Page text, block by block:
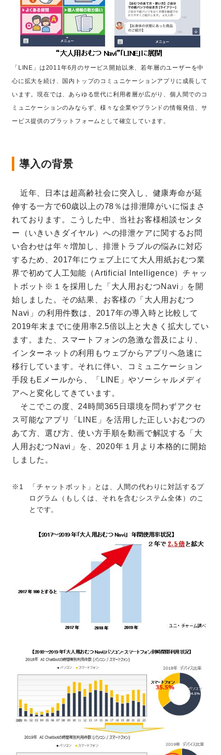
「LINE」は2011年6月のサービス開始以来、若年層のユーザーを中
心に拡大を続け、国内トップのコミュニケーションアプリに成長して
います。現在では、あらゆる世代に利用者層が広がり、個人間でのコ
ミュニケーションのみならず、様々な企業やブランドの情報発信、サ
ービス提供のプラットフォームとして確立しています。
導入の背景
近年、日本は超高齢社会に突入し、健康寿命が延
伸する一方で60歳以上の78％は排泄障がいに悩まさ
れております。こうした中、当社お客様相談センタ
ー（いきいきダイヤル）への排泄ケアに関するお問
い合わせは年々増加し、排泄トラブルの悩みに対応
するため、2017年にウェブ上にて大人用紙おむつ業
界で初めて人工知能（Artificial Intelligence）チャッ
トボット※１を採用した「大人用おむつNavi」を開
始しました。その結果、お客様の「大人用おむつ
Navi」の利用件数は、2017年の導入時と比較して
2019年末までに使用率2.5倍以上と大きく拡大してい
ます。また、スマートフォンの急激な普及により、
インターネットの利用もウェブからアプリへ急速に
移行しています。それに伴い、コミュニケーション
手段もEメールから、「LINE」やソーシャルメディ
アへと変化してきています。
そこでこの度、24時間365日環境を問わずアクセ
ス可能なアプリ「LINE」を活用した正しいおむつの
あて方、選び方、使い方手順を動画で解説する「大
人用おむつNavi」を、2020年１月より本格的に開始
しました。
「チャットボット」とは、人間の代わりに対話するプ
ログラム（もしくは、それを含むシステム全体）のこ
とです。